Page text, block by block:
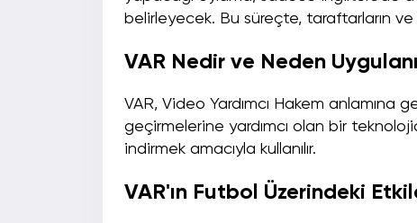
belirleyecek. Bu süreçte, taraftarların
VAR Nedir ve Neden
VAR, Video Yardımcı Hakem anlamına
geçirmelerine yardımcı olan bir
indirmek amacıyla kullanılır.
VAR'ın Futbol Üzerindeki